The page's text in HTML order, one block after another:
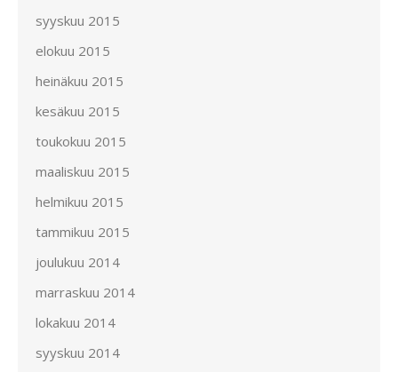
syyskuu 2015
elokuu 2015
heinäkuu 2015
kesäkuu 2015
toukokuu 2015
maaliskuu 2015
helmikuu 2015
tammikuu 2015
joulukuu 2014
marraskuu 2014
lokakuu 2014
syyskuu 2014